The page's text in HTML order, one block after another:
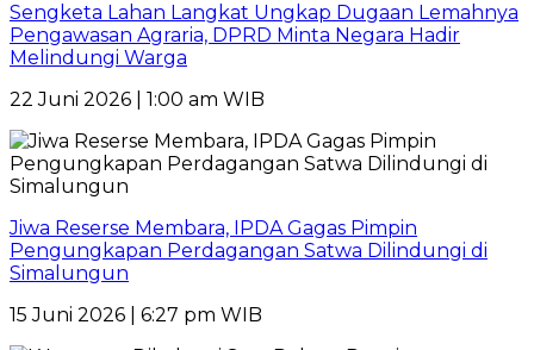
Sengketa Lahan Langkat Ungkap Dugaan Lemahnya
Pengawasan Agraria, DPRD Minta Negara Hadir
Melindungi Warga
22 Juni 2026 | 1:00 am WIB
Jiwa Reserse Membara, IPDA Gagas Pimpin
Pengungkapan Perdagangan Satwa Dilindungi di
Simalungun
15 Juni 2026 | 6:27 pm WIB